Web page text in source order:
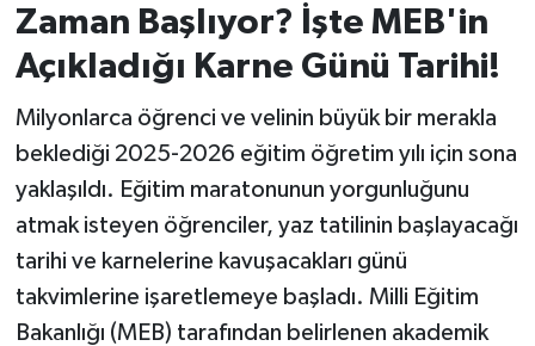
Zaman Başlıyor? İşte MEB'in
Açıkladığı Karne Günü Tarihi!
Milyonlarca öğrenci ve velinin büyük bir merakla
beklediği 2025-2026 eğitim öğretim yılı için sona
yaklaşıldı. Eğitim maratonunun yorgunluğunu
atmak isteyen öğrenciler, yaz tatilinin başlayacağı
tarihi ve karnelerine kavuşacakları günü
takvimlerine işaretlemeye başladı. Milli Eğitim
Bakanlığı (MEB) tarafından belirlenen akademik
İvrindi
KENT GÜNDEMİ
KÜLTÜR-SANAT
MAGAZİN
MANŞET